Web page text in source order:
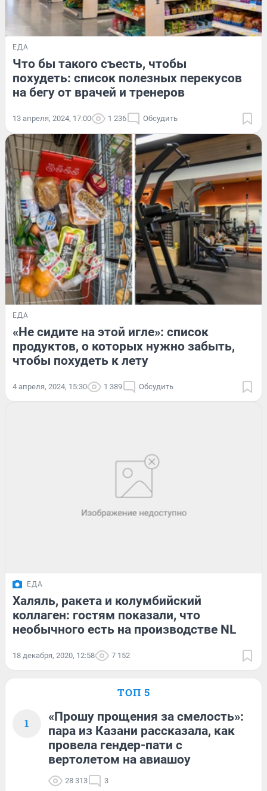
ЕДА
Что бы такого съесть, чтобы
похудеть: список полезных перекусов
на бегу от врачей и тренеров
13 апреля, 2024, 17:00 1 236 Обсудить
ЕДА
«Не сидите на этой игле»: список
продуктов, о которых нужно забыть,
чтобы похудеть к лету
4 апреля, 2024, 15:30 1 389 Обсудить
ЕДА
Халяль, ракета и колумбийский
коллаген: гостям показали, что
необычного есть на производстве NL
18 декабря, 2020, 12:58 7 152
ТОП 5
1
«Прошу прощения за смелость»:
пара из Казани рассказала, как
провела гендер-пати с
вертолетом на авиашоу
28 313 3